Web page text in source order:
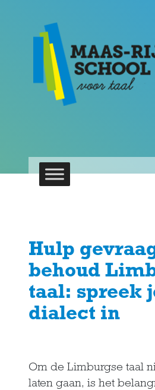
Hulp
behoud
taal: spreek
dialect in
Om de Limburgse taal
laten gaan, is het